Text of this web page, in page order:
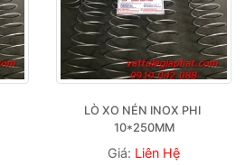
LÒ XO NÉN INOX PHI
10*250MM
Giá: Liên Hệ